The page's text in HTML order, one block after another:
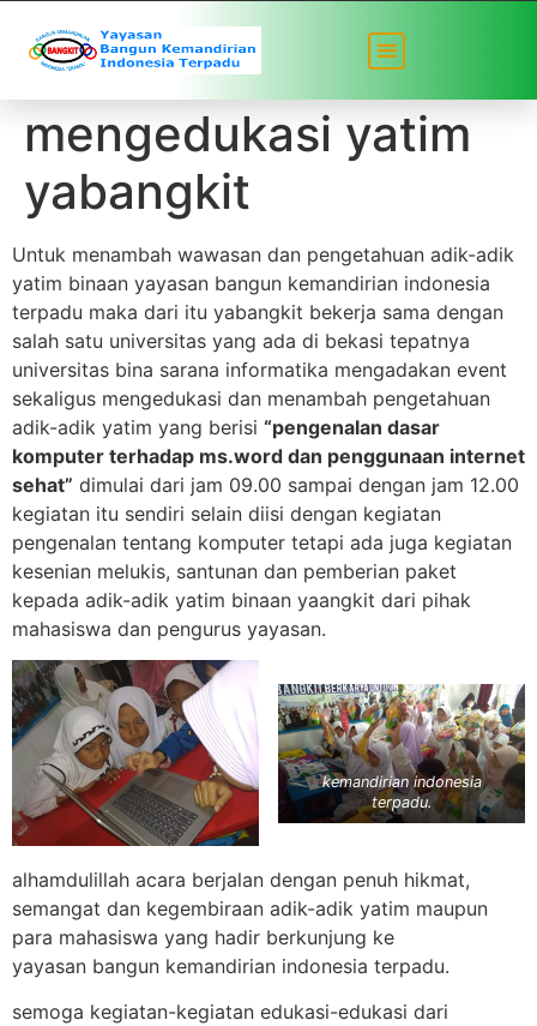
Mahasiswa
mengedukasi yatim
yabangkit
Untuk menambah wawasan dan pengetahuan adik-adik
yatim binaan yayasan bangun kemandirian indonesia
terpadu maka dari itu yabangkit bekerja sama dengan
salah satu universitas yang ada di bekasi tepatnya
universitas bina sarana informatika mengadakan event
sekaligus mengedukasi dan menambah pengetahuan
adik-adik yatim yang berisi “pengenalan dasar
komputer terhadap ms.word dan penggunaan internet
sehat” dimulai dari jam 09.00 sampai dengan jam 12.00
kegiatan itu sendiri selain diisi dengan kegiatan
pengenalan tentang komputer tetapi ada juga kegiatan
kesenian melukis, santunan dan pemberian paket
kepada adik-adik yatim binaan yaangkit dari pihak
mahasiswa dan pengurus yayasan.
kemandirian indonesia
terpadu.
alhamdulillah acara berjalan dengan penuh hikmat,
semangat dan kegembiraan adik-adik yatim maupun
para mahasiswa yang hadir berkunjung ke
yayasan bangun kemandirian indonesia terpadu.
semoga kegiatan-kegiatan edukasi-edukasi dari